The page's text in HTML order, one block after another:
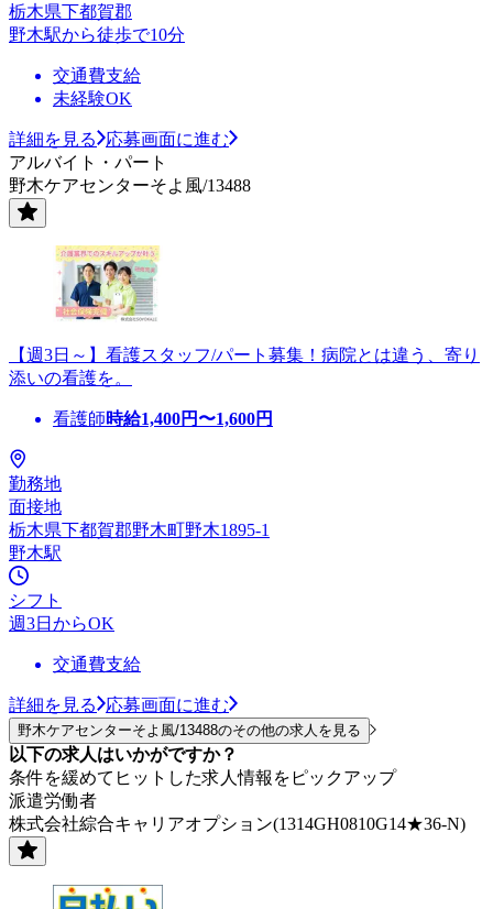
栃木県下都賀郡
野木駅から徒歩で10分
交通費支給
未経験OK
詳細を見る
応募画面に進む
アルバイト・パート
野木ケアセンターそよ風/13488
【週3日～】看護スタッフ/パート募集！病院とは違う、寄り
添いの看護を。
看護師時給1,400円〜1,600円
勤務地
面接地
栃木県下都賀郡野木町野木1895-1
野木駅
シフト
週3日からOK
交通費支給
詳細を見る 応募画面に進む
野木ケアセンターそよ風/13488のその他の求人を見る
以下の求人はいかがですか？
条件を緩めてヒットした求人情報をピックアップ
派遣労働者
株式会社綜合キャリアオプション(1314GH0810G14★36-N)